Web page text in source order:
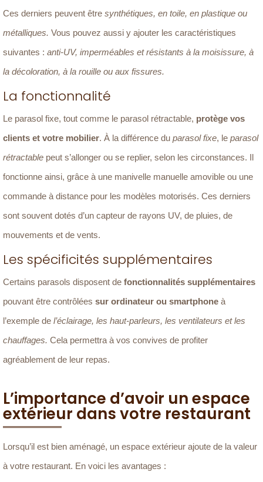
Ces derniers peuvent être synthétiques, en toile, en plastique ou
métalliques. Vous pouvez aussi y ajouter les caractéristiques
suivantes : anti-UV, imperméables et résistants à la moisissure, à
la décoloration, à la rouille ou aux fissures.
La fonctionnalité
Le parasol fixe, tout comme le parasol rétractable, protège vos
clients et votre mobilier. À la différence du parasol fixe, le parasol
rétractable peut s’allonger ou se replier, selon les circonstances. Il
fonctionne ainsi, grâce à une manivelle manuelle amovible ou une
commande à distance pour les modèles motorisés. Ces derniers
sont souvent dotés d’un capteur de rayons UV, de pluies, de
mouvements et de vents.
Les spécificités supplémentaires
Certains parasols disposent de fonctionnalités supplémentaires
pouvant être contrôlées sur ordinateur ou smartphone à
l’exemple de l’éclairage, les haut-parleurs, les ventilateurs et les
chauffages. Cela permettra à vos convives de profiter
agréablement de leur repas.
L’importance d’avoir un espace
extérieur dans votre restaurant
Lorsqu’il est bien aménagé, un espace extérieur ajoute de la valeur
à votre restaurant. En voici les avantages :